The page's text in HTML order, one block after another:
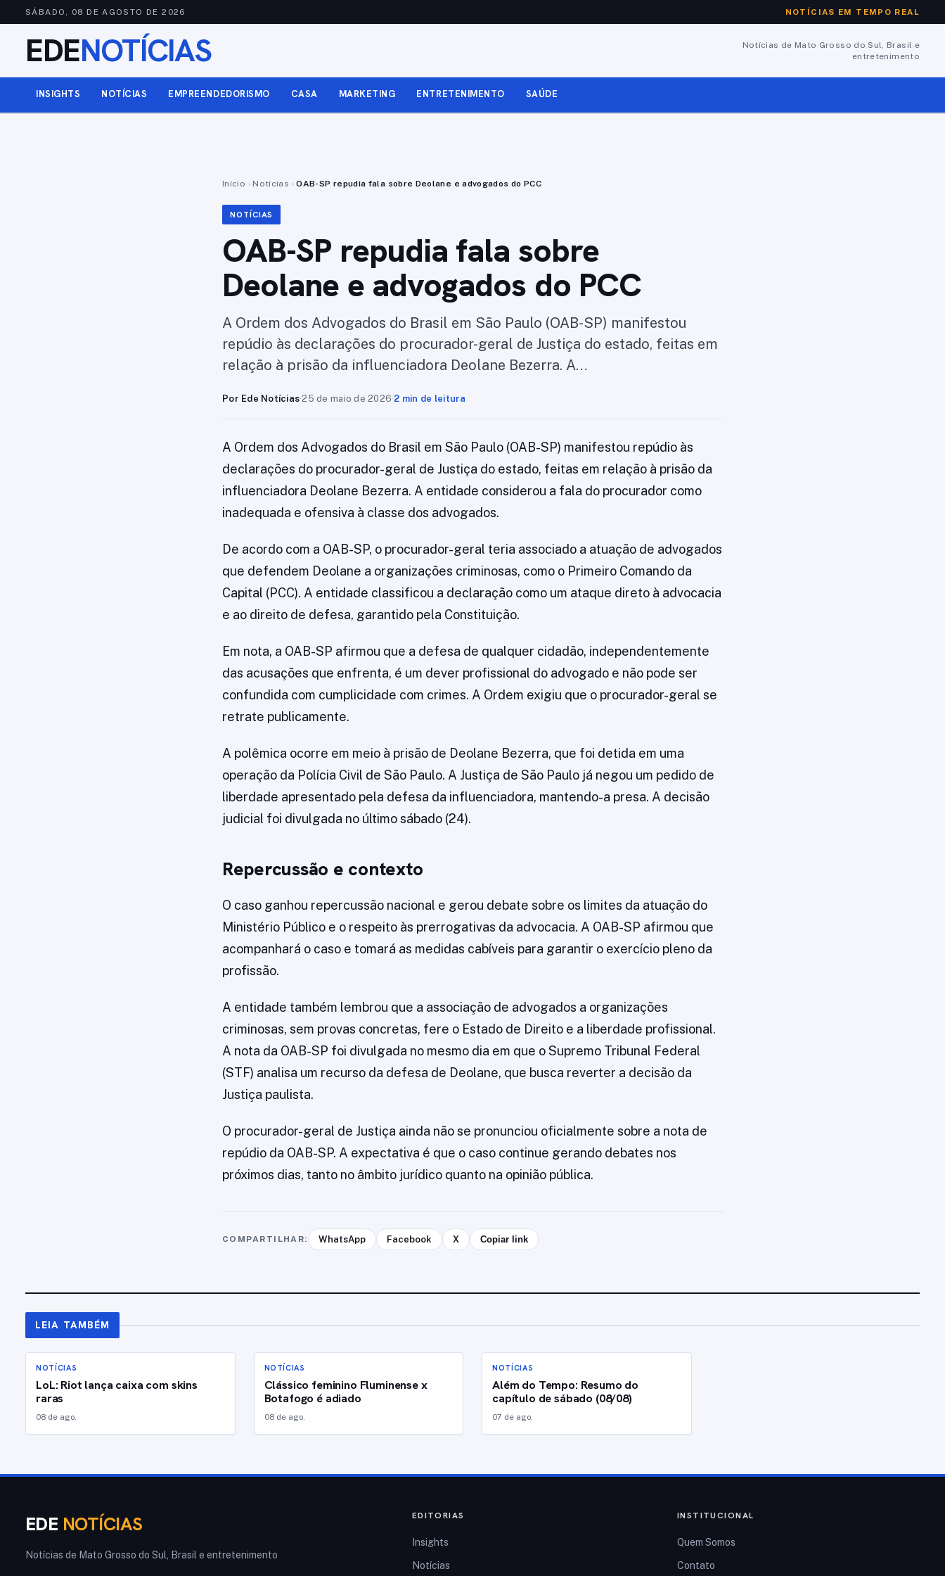
SÁBADO, 08 DE AGOSTO DE 2026 NOTÍCIAS EM TEMPO REAL
EDENOTÍCIAS
Notícias de Mato Grosso do Sul, Brasil e
entretenimento
INSIGHTS NOTÍCIAS EMPREENDEDORISMO CASA MARKETING ENTRETENIMENTO SAÚDE
Início › Notícias › OAB-SP repudia fala sobre Deolane e advogados do PCC
NOTÍCIAS
OAB-SP repudia fala sobre
Deolane e advogados do PCC
A Ordem dos Advogados do Brasil em São Paulo (OAB-SP) manifestou
repúdio às declarações do procurador-geral de Justiça do estado, feitas em
relação à prisão da influenciadora Deolane Bezerra. A…
Por Ede Notícias·25 de maio de 2026·2 min de leitura
A Ordem dos Advogados do Brasil em São Paulo (OAB-SP) manifestou repúdio às
declarações do procurador-geral de Justiça do estado, feitas em relação à prisão da
influenciadora Deolane Bezerra. A entidade considerou a fala do procurador como
inadequada e ofensiva à classe dos advogados.
De acordo com a OAB-SP, o procurador-geral teria associado a atuação de advogados
que defendem Deolane a organizações criminosas, como o Primeiro Comando da
Capital (PCC). A entidade classificou a declaração como um ataque direto à advocacia
e ao direito de defesa, garantido pela Constituição.
Em nota, a OAB-SP afirmou que a defesa de qualquer cidadão, independentemente
das acusações que enfrenta, é um dever profissional do advogado e não pode ser
confundida com cumplicidade com crimes. A Ordem exigiu que o procurador-geral se
retrate publicamente.
A polêmica ocorre em meio à prisão de Deolane Bezerra, que foi detida em uma
operação da Polícia Civil de São Paulo. A Justiça de São Paulo já negou um pedido de
liberdade apresentado pela defesa da influenciadora, mantendo-a presa. A decisão
judicial foi divulgada no último sábado (24).
Repercussão e contexto
O caso ganhou repercussão nacional e gerou debate sobre os limites da atuação do
Ministério Público e o respeito às prerrogativas da advocacia. A OAB-SP afirmou que
acompanhará o caso e tomará as medidas cabíveis para garantir o exercício pleno da
profissão.
A entidade também lembrou que a associação de advogados a organizações
criminosas, sem provas concretas, fere o Estado de Direito e a liberdade profissional.
A nota da OAB-SP foi divulgada no mesmo dia em que o Supremo Tribunal Federal
(STF) analisa um recurso da defesa de Deolane, que busca reverter a decisão da
Justiça paulista.
O procurador-geral de Justiça ainda não se pronunciou oficialmente sobre a nota de
repúdio da OAB-SP. A expectativa é que o caso continue gerando debates nos
próximos dias, tanto no âmbito jurídico quanto na opinião pública.
COMPARTILHAR: WhatsApp Facebook X Copiar link
LEIA TAMBÉM
NOTÍCIAS
LoL: Riot lança caixa com skins
raras
08 de ago.
NOTÍCIAS
Clássico feminino Fluminense x
Botafogo é adiado
08 de ago.
NOTÍCIAS
Além do Tempo: Resumo do
capítulo de sábado (08/08)
07 de ago.
EDE NOTÍCIAS
Notícias de Mato Grosso do Sul, Brasil e entretenimento
EDITORIAS
Insights
Notícias
INSTITUCIONAL
Quem Somos
Contato